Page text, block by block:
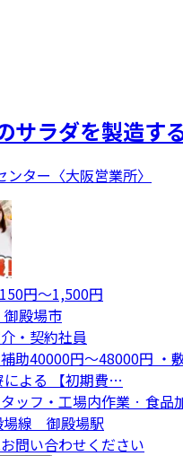
サラダを製造
ター〈大阪営業所〉
円〜1,500円
御殿場市
・契約社員
助40000円～48000円 ・
よる 【初期費…
ッフ・工場内作業 · 食品
場線 御殿場駅
問い合わせください